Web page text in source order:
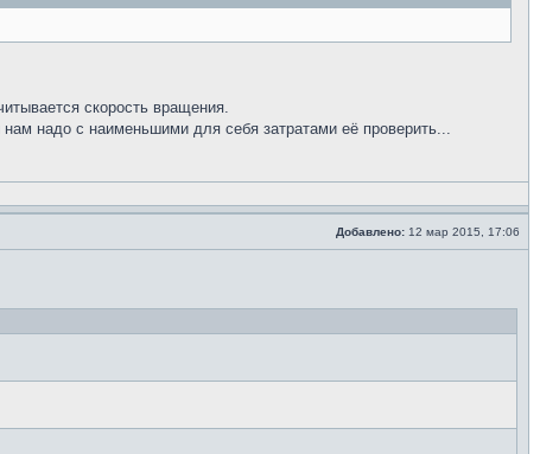
скорость вращения.
надо с наименьшими для себя затратами её проверить...
Добавлено: 12 мар 2015, 17:06